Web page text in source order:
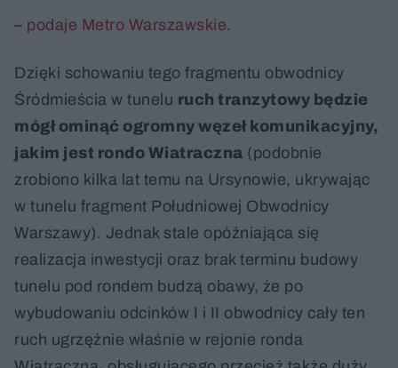
– podaje Metro Warszawskie.
Dzięki schowaniu tego fragmentu obwodnicy
Śródmieścia w tunelu ruch tranzytowy będzie
mógł ominąć ogromny węzeł komunikacyjny,
jakim jest rondo Wiatraczna (podobnie
zrobiono kilka lat temu na Ursynowie, ukrywając
w tunelu fragment Południowej Obwodnicy
Warszawy). Jednak stale opóźniająca się
realizacja inwestycji oraz brak terminu budowy
tunelu pod rondem budzą obawy, że po
wybudowaniu odcinków I i II obwodnicy cały ten
ruch ugrzęźnie właśnie w rejonie ronda